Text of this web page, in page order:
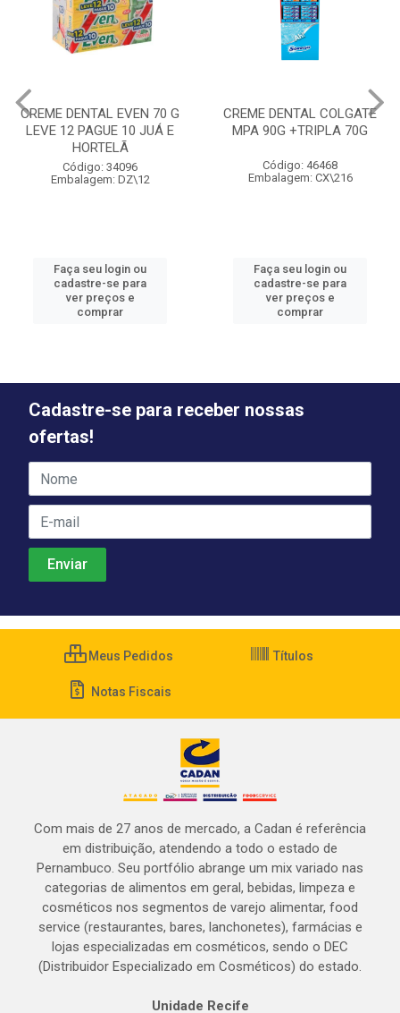
CREME DENTAL EVEN 70 G
LEVE 12 PAGUE 10 JUÁ E
HORTELÃ
Código: 34096
Embalagem: DZ\12
Faça seu login ou
cadastre-se para
ver preços e
comprar
CREME DENTAL COLGATE
MPA 90G +TRIPLA 70G
Código: 46468
Embalagem: CX\216
Faça seu login ou
cadastre-se para
ver preços e
comprar
Cadastre-se para receber nossas
ofertas!
Meus Pedidos Títulos
Notas Fiscais
Com mais de 27 anos de mercado, a Cadan é referência
em distribuição, atendendo a todo o estado de
Pernambuco. Seu portfólio abrange um mix variado nas
categorias de alimentos em geral, bebidas, limpeza e
cosméticos nos segmentos de varejo alimentar, food
service (restaurantes, bares, lanchonetes), farmácias e
lojas especializadas em cosméticos, sendo o DEC
(Distribuidor Especializado em Cosméticos) do estado.
Unidade Recife